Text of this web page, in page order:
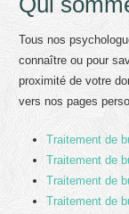
Tous nos
connaître ou pour
proximité de votre
vers nos pages
Traitement de
Traitement de
Traitement de
Traitement de